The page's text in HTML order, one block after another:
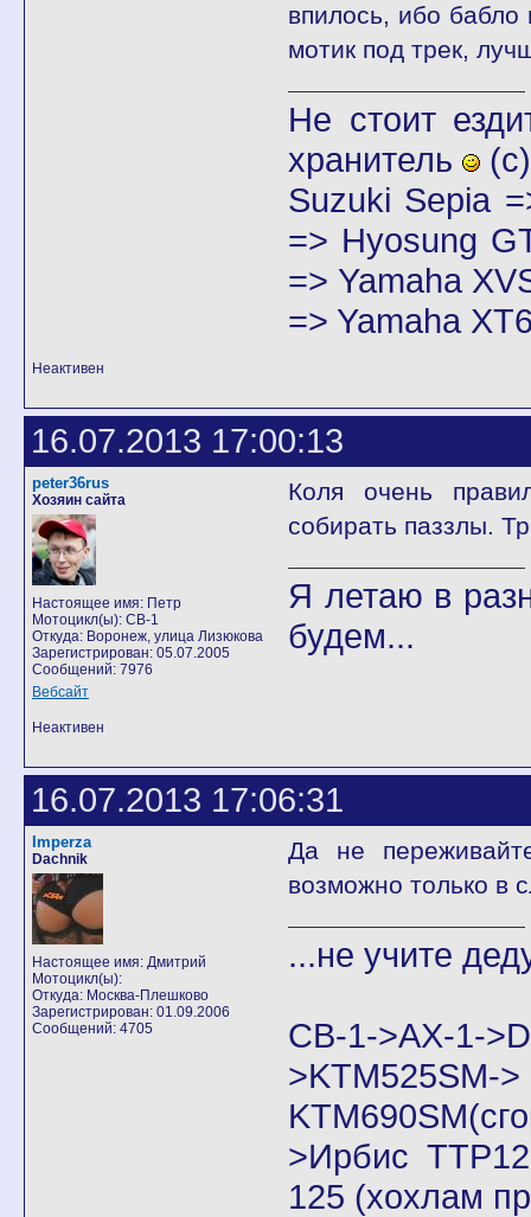
впилось, ибо бабло
мотик под трек,
Не стоит
хранитель
(с)
Suzuki Sepia
=> Hyosung
=> Yamaha
=> Yamaha
Неактивен
16.07.2013 17:00:13
peter36rus
Хозяин сайта
Настоящее имя: Петр
Мотоцикл(ы): CB-1
Откуда: Воронеж, улица Лизюкова
Зарегистрирован: 05.07.2005
Сообщений: 7976
Вебсайт
Коля очень
собирать паззлы.
Я летаю в
будем...
Неактивен
16.07.2013 17:06:31
Imperza
Dachnik
Настоящее имя: Дмитрий
Мотоцикл(ы):
Откуда: Москва-Плешково
Зарегистрирован: 01.09.2006
Сообщений: 4705
Да не
возможно только в
...не учите
CB-1->AX-
>KTM525SM->
>Ирбис
125 (хохлам